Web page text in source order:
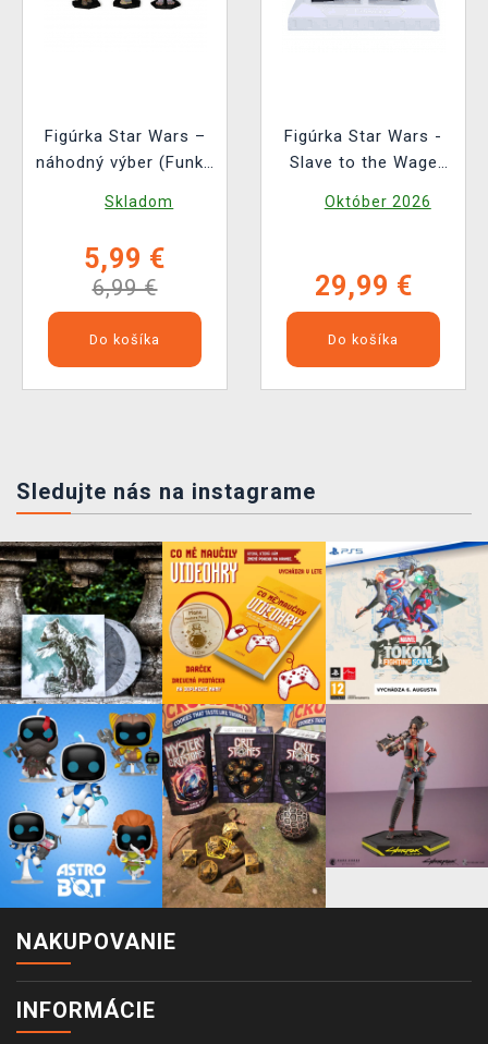
Figúrka Star Wars –
náhodný výber (Funko
Skladom
5,99 €
6,99 €
Do košíka
Figúrka Star Wars -
Slave to the Wage
Október 2026
29,99 €
Do košíka
Sledujte nás na instagrame
NAKUPOVANIE
INFORMÁCIE